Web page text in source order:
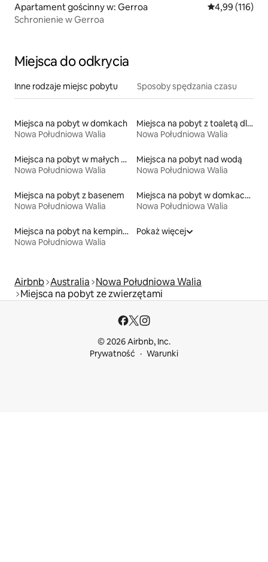
Apartament gościnny w: Gerroa Średnia
4,99 (116)
Schronienie w Gerroa
Miejsca do odkrycia
Inne rodzaje miejsc pobytu Sposoby spędzania czasu
Miejsca na pobyt w domkach
Nowa Południowa Walia
Miejsca na pobyt z toaletą dla osoby z niepełnosprawnością
Nowa Południowa Walia
Miejsca na pobyt w małych domkach
Nowa Południowa Walia
Miejsca na pobyt nad wodą
Nowa Południowa Walia
Miejsca na pobyt z basenem
Nowa Południowa Walia
Miejsca na pobyt w domkach na drzewie
Nowa Południowa Walia
Miejsca na pobyt na kempingach
Nowa Południowa Walia
Pokaż więcej
Airbnb Australia Nowa Południowa Walia
Miejsca na pobyt ze zwierzętami
© 2026 Airbnb, Inc.
Prywatność
Warunki